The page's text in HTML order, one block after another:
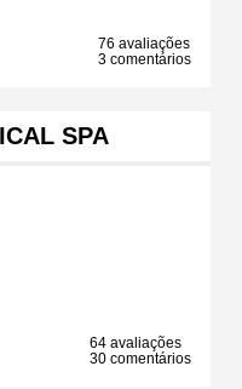
76 avaliações
3 comentários
SPA
64 avaliações
30 comentários